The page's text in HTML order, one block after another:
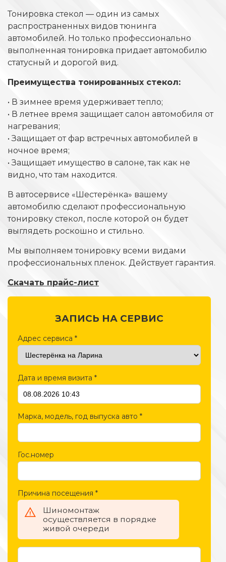
ЗАПИСЬ НА СЕРВИС
Адрес сервиса *
Дата и время визита *
Марка, модель, год выпуска авто *
Гос.номер
Причина посещения *
Шиномонтаж
осуществляется в порядке
живой очереди
Тонировка стекол — один из самых
распространенных видов тюнинга
автомобилей. Но только профессионально
выполненная тонировка придает автомобилю
статусный и дорогой вид.
Преимущества тонированных стекол:
• В зимнее время удерживает тепло;
• В летнее время защищает салон автомобиля от
нагревания;
• Защищает от фар встречных автомобилей в
ночное время;
• Защищает имущество в салоне, так как не
видно, что там находится.
В автосервисе «Шестерёнка» вашему
автомобилю сделают профессиональную
тонировку стекол, после которой он будет
выглядеть роскошно и стильно.
Мы выполняем тонировку всеми видами
профессиональных пленок. Действует гарантия.
Скачать прайс-лист